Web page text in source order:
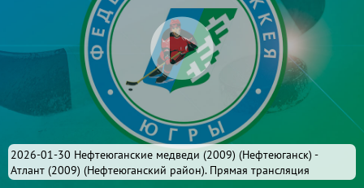
2026-01-30 Нефтеюганские медведи (2009) (Нефтеюганск) -
Атлант (2009) (Нефтеюганский район). Прямая трансляция